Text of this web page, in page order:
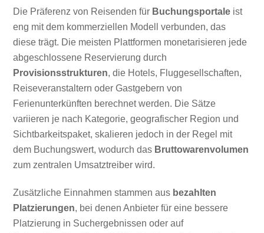
Die Präferenz von Reisenden für Buchungsportale ist
eng mit dem kommerziellen Modell verbunden, das
diese trägt. Die meisten Plattformen monetarisieren jede
abgeschlossene Reservierung durch
Provisionsstrukturen, die Hotels, Fluggesellschaften,
Reiseveranstaltern oder Gastgebern von
Ferienunterkünften berechnet werden. Die Sätze
variieren je nach Kategorie, geografischer Region und
Sichtbarkeitspaket, skalieren jedoch in der Regel mit
dem Buchungswert, wodurch das Bruttowarenvolumen
zum zentralen Umsatztreiber wird.
Zusätzliche Einnahmen stammen aus bezahlten
Platzierungen, bei denen Anbieter für eine bessere
Platzierung in Suchergebnissen oder auf